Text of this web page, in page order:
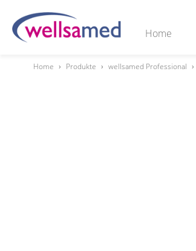
Home
Home › Produkte › wellsamed Professional ›